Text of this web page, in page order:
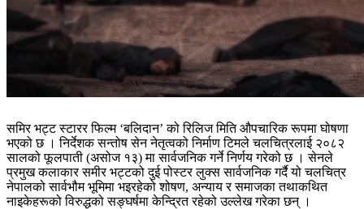
समिर भट्ट स्टारर फिल्म ‘बलिदान’ को रिलिज मिति औपचारिक रूपमा घोषणा
भएको छ । निर्देशक सन्तोष सेन नेतृत्वको निर्माण टिमले चलचित्रलाई २०८२
सालको फूलपाती (असोज १३) मा सार्वजनिक गर्ने निर्णय गरेको छ । सेनले
प्रमुख कलाकार समीर भट्टको दुई पोस्टर लुक्स सार्वजनिक गर्दै यो चलचित्र
नेपालको सार्वभौम भूमिमा भइरहेको शोषण, अन्याय र समाजका तथाकथित
नाइकेहरूको विरुद्धको सङ्घर्षमा केन्द्रित रहेको उल्लेख गरेका छन् ।